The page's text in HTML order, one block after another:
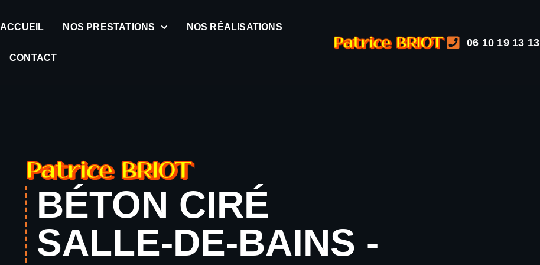
ACCUEIL NOS PRESTATIONS NOS RÉALISATIONS
CONTACT
06 10 19 13 13
BÉTON CIRÉ
SALLE-DE-BAINS -